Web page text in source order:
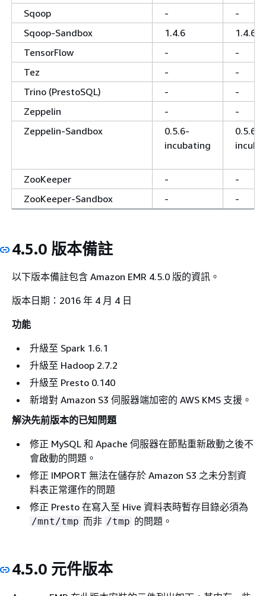
Sqoop
-
-
Sqoop-Sandbox
1.4.6
1.4.6
TensorFlow
-
-
Tez
-
-
Trino (PrestoSQL)
-
-
Zeppelin
-
-
Zeppelin-Sandbox
0.5.6-
incubating
0.5.6-
ZooKeeper -
-
ZooKeeper-Sandbox
- -
4.5.0 版本備註
以下版本備註包含 Amazon EMR 4.5.0 版的資訊。
版本日期：2016 年 4 月 4 日
功能
升級至 Spark 1.6.1
升級至 Hadoop 2.7.2
升級至 Presto 0.140
新增對 Amazon S3 伺服器端加密的 AWS KMS 支援。
解決先前版本的已知問題
修正 MySQL 和 Apache 伺服器在節點重新啟動之後不
會啟動的問題。
修正 IMPORT 無法在儲存於 Amazon S3 之未分割資
料表正常運作的問題
修正 Presto 在寫入至 Hive 資料表時暫存目錄必須為
/mnt/tmp 而非 /tmp 的問題。
4.5.0 元件版本